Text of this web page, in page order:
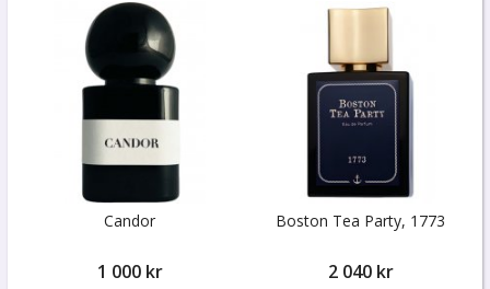
Candor
1 000 kr
Boston Tea Party, 1773
2 040 kr